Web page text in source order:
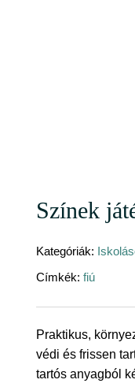
Színek
Kategóriák:
Címkék: fiú
Praktikus,
védi és frissen
tartós anyagból